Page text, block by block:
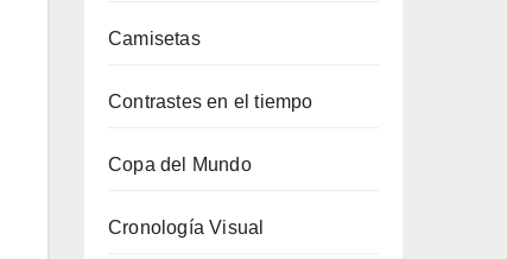
Camisetas
Contrastes en el tiempo
Copa del Mundo
Cronología Visual